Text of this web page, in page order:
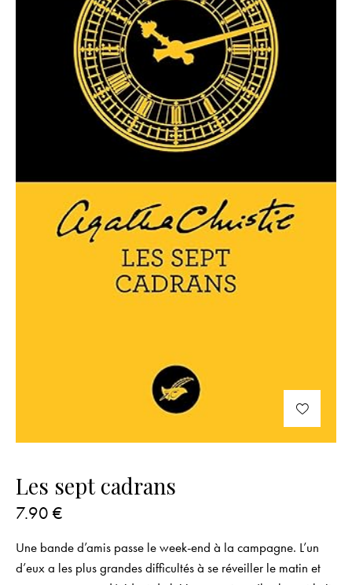
Les sept cadrans
7.90 €
Une bande d’amis passe le week-end à la campagne. L’un
d’eux a les plus grandes difficultés à se réveiller le matin et